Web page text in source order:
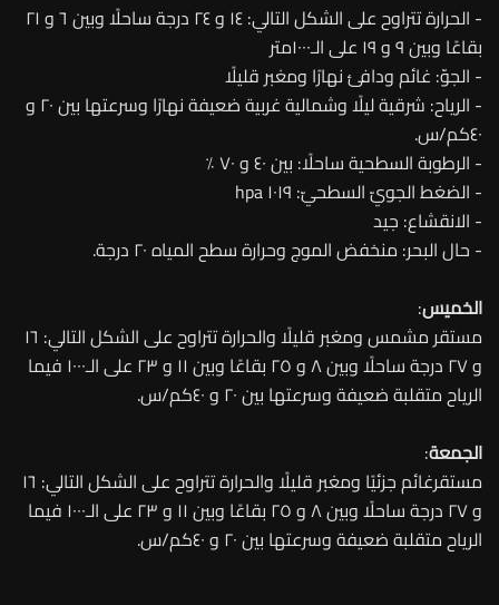
- الحرارة تتراوح على الشكل التالي: ١٤ و ٢٤ درجة ساحلًا وبين ٦ و ٢١
بقاعًا وبين ٩ و ١٩ على الـ١٠٠٠متر
- الجوّ: غائم ودافئ نهارًا ومغبر قليلًا
- الرياح: شرقية ليلًا وشمالية غربية ضعيفة نهارًا وسرعتها بين ٢٠ و
٤٠كم/س.
- الرطوبة السطحية ساحلًا: بين ٤٠ و ٧٠ ٪؜
- الضغط الجويّ السطحيّ: ١٠١٩ hpa
- الانقشاع: جيد
- حال البحر: منخفض الموج وحرارة سطح المياه ٢٠ درجة.
الخميس:
مستقر مشمس ومغبر قليلًا والحرارة تتراوح على الشكل التالي: ١٦
و ٢٧ درجة ساحلًا وبين ٨ و ٢٥ بقاعًا وبين ١١ و ٢٣ على الـ١٠٠٠ فيما
الرياح متقلبة ضعيفة وسرعتها بين ٢٠ و ٤٠كم/س.
الجمعة:
مستقرغائم جزئيًا ومغبر قليلًا والحرارة تتراوح على الشكل التالي: ١٦
و ٢٧ درجة ساحلًا وبين ٨ و ٢٥ بقاعًا وبين ١١ و ٢٣ على الـ١٠٠٠ فيما
الرياح متقلبة ضعيفة وسرعتها بين ٢٠ و ٤٠كم/س.